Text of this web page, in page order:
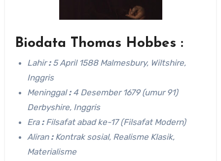
Biodata Thomas Hobbes :
Lahir:5 April 1588 Malmesbury, Wiltshire,
Inggris
Meninggal:4 Desember 1679 (umur 91)
Derbyshire, Inggris
Era: Filsafat abad ke-17 (Filsafat Modern)
Aliran:Kontrak sosial, Realisme Klasik,
Materialisme